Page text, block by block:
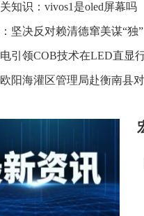
知识：vivos1是oled屏幕吗
坚决反对赖清德窜美谋“独”
引领COB技术在LED直显
海灌区管理局赴衡南县对接灌区农业水价